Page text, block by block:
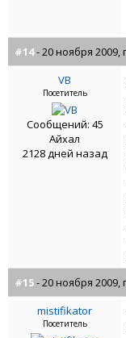
#14- 20 ноября 2009,
VB
Посетитель
Сообщений: 45
Айхал
2128 дней назад
#15- 20 ноября 2009,
mistifikator
Посетитель